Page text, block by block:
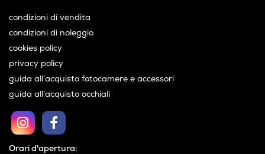
Orari d'apertura:
condizioni di vendita
condizioni di noleggio
cookies policy
privacy policy
guida all’acquisto fotocamere e accessori
guida all’acquisto occhiali